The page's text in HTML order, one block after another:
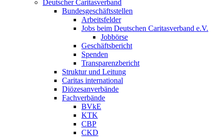
Deutscher Caritasverband
Bundesgeschäftsstellen
Arbeitsfelder
Jobs beim Deutschen Caritasverband e.V.
Jobbörse
Geschäftsbericht
Spenden
Transparenzbericht
Struktur und Leitung
Caritas international
Diözesanverbände
Fachverbände
BVkE
KTK
CBP
CKD